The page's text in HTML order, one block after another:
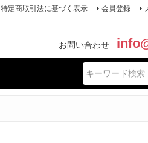
特定商取引法に基づく表示 会員登録
お問い合わせ